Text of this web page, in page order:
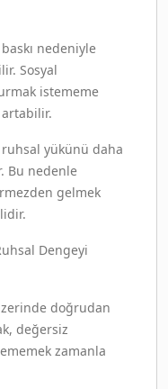
nedeniyle
Sosyal
istememe
yükünü daha
Bu nedenle
gelmek
Dengeyi
doğrudan
değersiz
zamanla